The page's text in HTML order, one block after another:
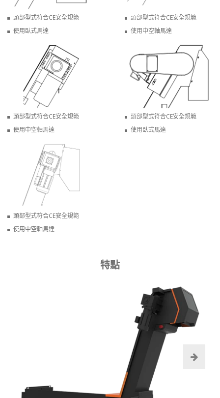
頭部型式符合CE安全規範
使用臥式馬達
頭部型式符合CE安全規範
使用中空軸馬達
頭部型式符合CE安全規範
使用中空軸馬達
頭部型式符合CE安全規範
使用臥式馬達
頭部型式符合CE安全規範
使用中空軸馬達
特點